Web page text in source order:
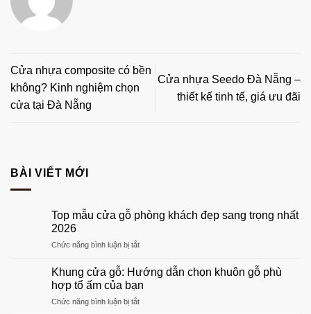
Cửa nhựa composite có bền
không? Kinh nghiệm chọn
cửa tại Đà Nẵng
Cửa nhựa Seedo Đà Nẵng –
thiết kế tinh tế, giá ưu đãi
BÀI VIẾT MỚI
Top mẫu cửa gỗ phòng khách đẹp sang trọng nhất
2026
Chức năng bình luận bị tắtở
mẫu
gỗ
phòng
Khung cửa gỗ: Hướng dẫn chọn khuôn gỗ phù
hợp tổ ấm của bạn
Chức năng bình luận bị tắtở